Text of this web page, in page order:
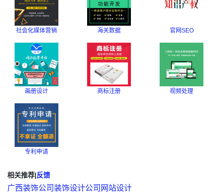
社会化媒体营销 海关数据 官网SEO
画册设计 商标注册 视频处理
专利申请
相关推荐|反馈
广西装饰公司装饰设计公司网站设计